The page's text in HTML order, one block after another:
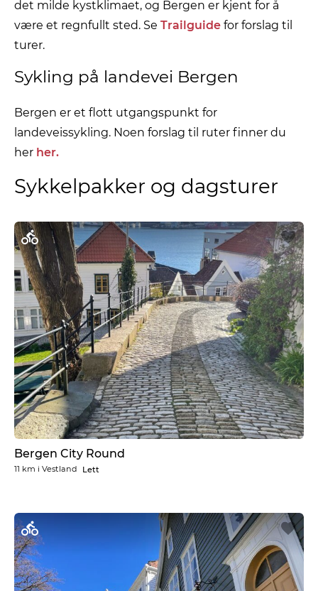
det milde kystklimaet, og Bergen er kjent for å
være et regnfullt sted. Se Trailguide for forslag til
turer.
Sykling på landevei Bergen
Bergen er et flott utgangspunkt for
landeveissykling. Noen forslag til ruter finner du
her her.
Sykkelpakker og dagsturer
Bergen City Round
11 km i Vestland Lett